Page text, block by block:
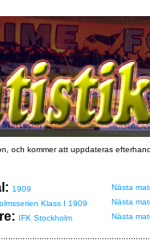
och kommer att uppdateras
1909 Nästa
Klass I 1909
Nästa
IFK Stockholm Nästa